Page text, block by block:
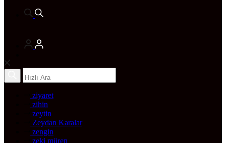
ziyaret
zihin
zeytin
Zeydan Karalar
zengin
zeki müren